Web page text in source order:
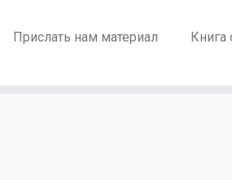
Прислать нам материал Книга